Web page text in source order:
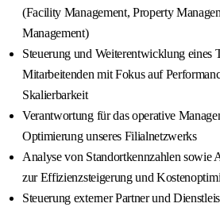
(Facility Management, Property
Management)
Steuerung und Weiterentwicklung eines
Mitarbeitenden mit Fokus auf
Skalierbarkeit
Verantwortung für das operative
Optimierung unseres Filialnetzwerks
Analyse von Standortkennzahlen sowie
zur Effizienzsteigerung und
Steuerung externer Partner und